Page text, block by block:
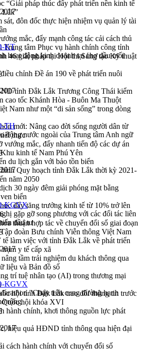
“Giải pháp thúc đẩy phát triển nền kinh tế
Lắk”
sát, đôn đốc thực hiện nhiệm vụ quản lý tài
mắc, đẩy mạnh công tác cải cách thủ
Trung tâm Phục vụ hành chính công tỉnh
46 giải pháp tại Hội thi Sáng tạo Kỹ thuật
chỉnh Đề án 190 về phát triển nuôi
tỉnh Đắk Lắk Trương Công Thái kiểm
cao tốc Khánh Hòa - Buôn Ma Thuột
Nam như một “di sản sống” trong dòng
mới: Nâng cao đời sống người dân từ
thực
vướng mắc, đẩy nhanh tiến độ các dự án
kinh tế Nam Phú Yên
du lịch gắn với bảo tồn biển
Quy hoạch tỉnh Đắk Lắk thời kỳ 2021-
năm 2050
30 ngày đêm giải phóng mặt bằng
biển
đẩy tăng trưởng kinh tế từ 10% trở lên
thuận hợp tác về chuyển đổi số giai đoạn
đoàn Bưu chính Viễn thông Việt Nam
làm việc với tỉnh Đắk Lắk về phát triển
y tế cấp xã
tầm trải nghiệm du khách thông qua
liệu và Bản đồ số
trí tuệ nhân tạo (AI) trong thương mại
hội tỉnh Đắk Lắk trao đổi thông tin trước
Quốc hội khóa XVI
hành chính, khơi thông nguồn lực phát
hiệu quả HĐND tỉnh thông qua hiện đại
cách hành chính với chuyển đổi số
KT
hoạt động kinh doanh tại chợ đầu mối
TH
động nước ngoài của Trung tâm Anh ngữ
KGVX
gặp gỡ song phương với các đối tác liên
đầu tư
KGVX
"Chạy trên cung đường hạnh
rộng